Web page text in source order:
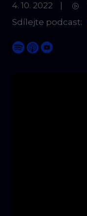
4. 10. 2022
Sdílejte podcast: